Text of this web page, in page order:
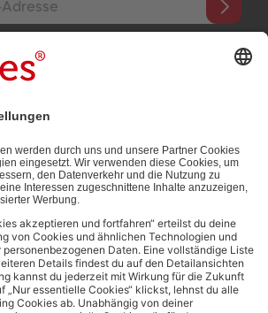
du unseren E-Mail-Newsletter, der
Informationen (z.B. Account-
von dir zu Werbezwecken bereitgestellten
.
Bezahlmethoden:
Links zu sozialen Netzwerken